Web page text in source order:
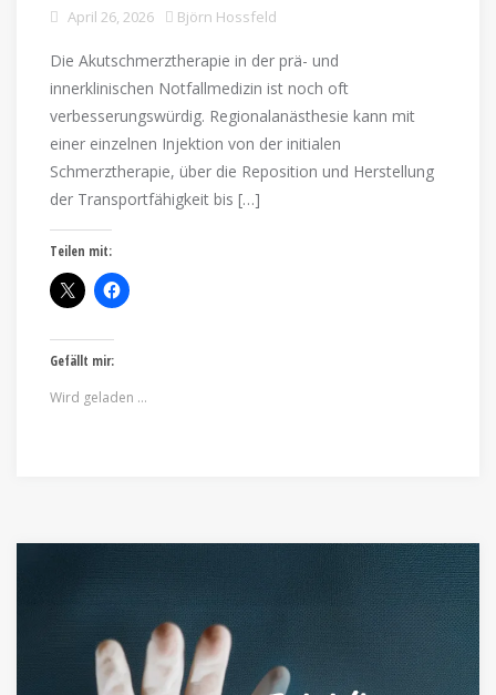
April 26, 2026 Björn Hossfeld
Die Akutschmerztherapie in der prä- und
innerklinischen Notfallmedizin ist noch oft
verbesserungswürdig. Regionalanästhesie kann mit
einer einzelnen Injektion von der initialen
Schmerztherapie, über die Reposition und Herstellung
der Transportfähigkeit bis […]
Teilen mit:
Gefällt mir:
Wird geladen …